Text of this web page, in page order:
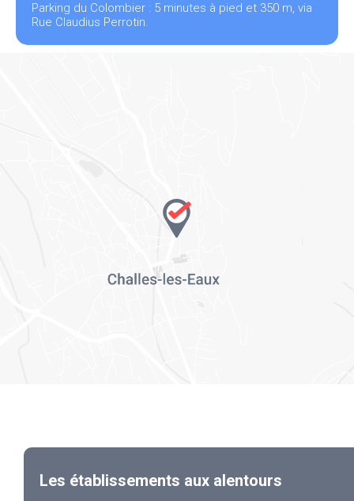
Parking du Colombier : 5 minutes à pied et 350 m, via
Rue Claudius Perrotin.
Les établissements aux alentours